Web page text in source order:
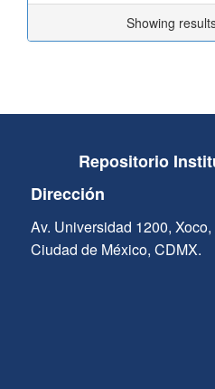
Showing
Repositorio
Dirección
Av. Universidad 1200,
Ciudad de México, CDMX.